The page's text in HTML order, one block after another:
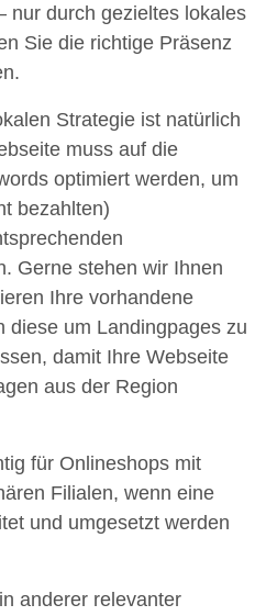
nur durch gezieltes lokales
Sie die richtige Präsenz
Strategie ist natürlich
muss auf die
optimiert werden, um
bezahlten)
Gerne stehen wir Ihnen
Ihre vorhandene
diese um Landingpages zu
damit Ihre Webseite
aus der Region
für Onlineshops mit
Filialen, wenn eine
und umgesetzt werden
anderer relevanter